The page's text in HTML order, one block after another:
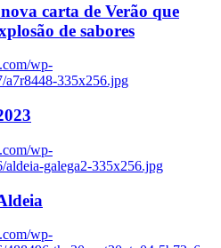
carta de Verão que
de sabores
wp-
a7r8448-335x256.jpg
wp-
aldeia-galega2-335x256.jpg
wp-